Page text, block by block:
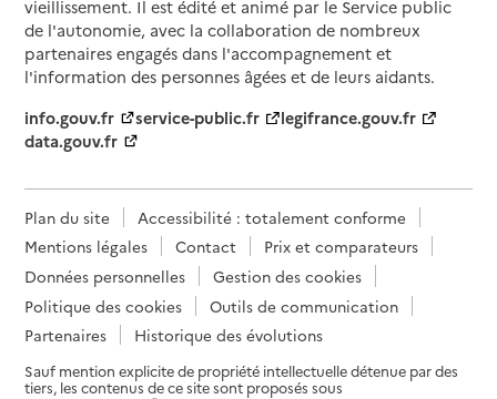
vieillissement. Il est édité et animé par le Service public
de l'autonomie, avec la collaboration de nombreux
partenaires engagés dans l'accompagnement et
l'information des personnes âgées et de leurs aidants.
info.gouv.fr
service-public.fr
legifrance.gouv.fr
data.gouv.fr
Plan du site
Accessibilité : totalement conforme
Mentions légales
Contact
Prix et comparateurs
Données personnelles
Gestion des cookies
Politique des cookies
Outils de communication
Partenaires
Historique des évolutions
Sauf mention explicite de propriété intellectuelle détenue par des
tiers, les contenus de ce site sont proposés sous